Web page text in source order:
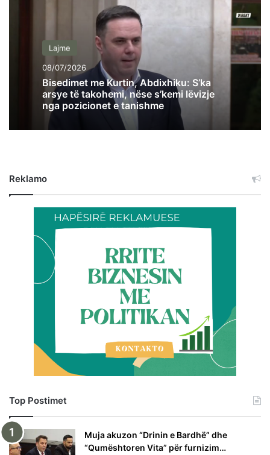
Lajme
08/07/2026
Bisedimet me Kurtin, Abdixhiku: S’ka
arsye të takohemi, nëse s’kemi lëvizje
nga pozicionet e tanishme
Reklamo
Top Postimet
Muja akuzon “Drinin e Bardhë” dhe
“Qumështoren Vita” për furnizim…